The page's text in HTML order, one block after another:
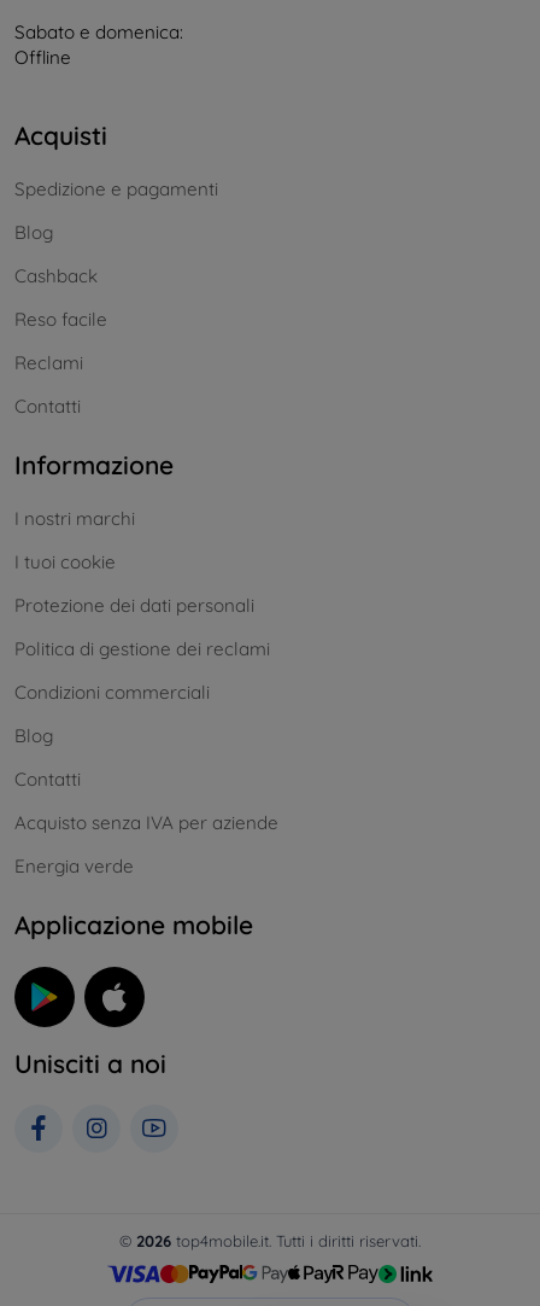
Sabato e domenica:
Offline
Acquisti
Spedizione e pagamenti
Blog
Cashback
Reso facile
Reclami
Contatti
Informazione
I nostri marchi
I tuoi cookie
Protezione dei dati personali
Politica di gestione dei reclami
Condizioni commerciali
Blog
Contatti
Acquisto senza IVA per aziende
Energia verde
Applicazione mobile
Unisciti a noi
© 2026 top4mobile.it. Tutti i diritti riservati.